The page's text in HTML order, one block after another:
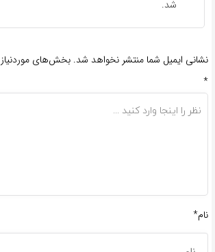
شد.
نشانی ایمیل شما منتشر نخواهد شد. بخش‌های
*
نام*